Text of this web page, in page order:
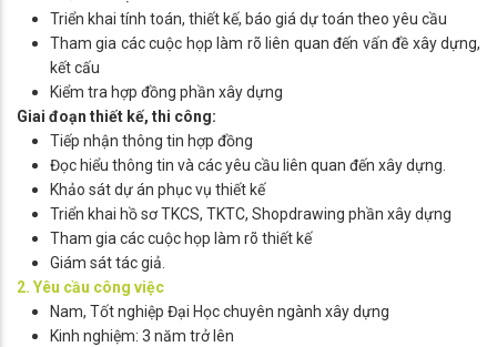
Triển khai tính toán, thiết kế, báo giá dự toán theo yêu cầu
Tham gia các cuộc họp làm rõ liên quan đến vấn đề xây dựng,
kết cấu
Kiểm tra hợp đồng phần xây dựng
Giai đoạn thiết kế, thi công:
Tiếp nhận thông tin hợp đồng
Đọc hiểu thông tin và các yêu cầu liên quan đến xây dựng.
Khảo sát dự án phục vụ thiết kế
Triển khai hồ sơ TKCS, TKTC, Shopdrawing phần xây dựng
Tham gia các cuộc họp làm rõ thiết kế
Giám sát tác giả.
2. Yêu cầu công việc
Nam, Tốt nghiệp Đại Học chuyên ngành xây dựng
Kinh nghiệm: 3 năm trở lên